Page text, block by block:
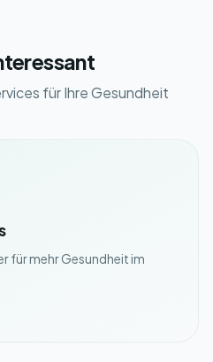
für Ihre Gesundheit
für mehr Gesundheit im